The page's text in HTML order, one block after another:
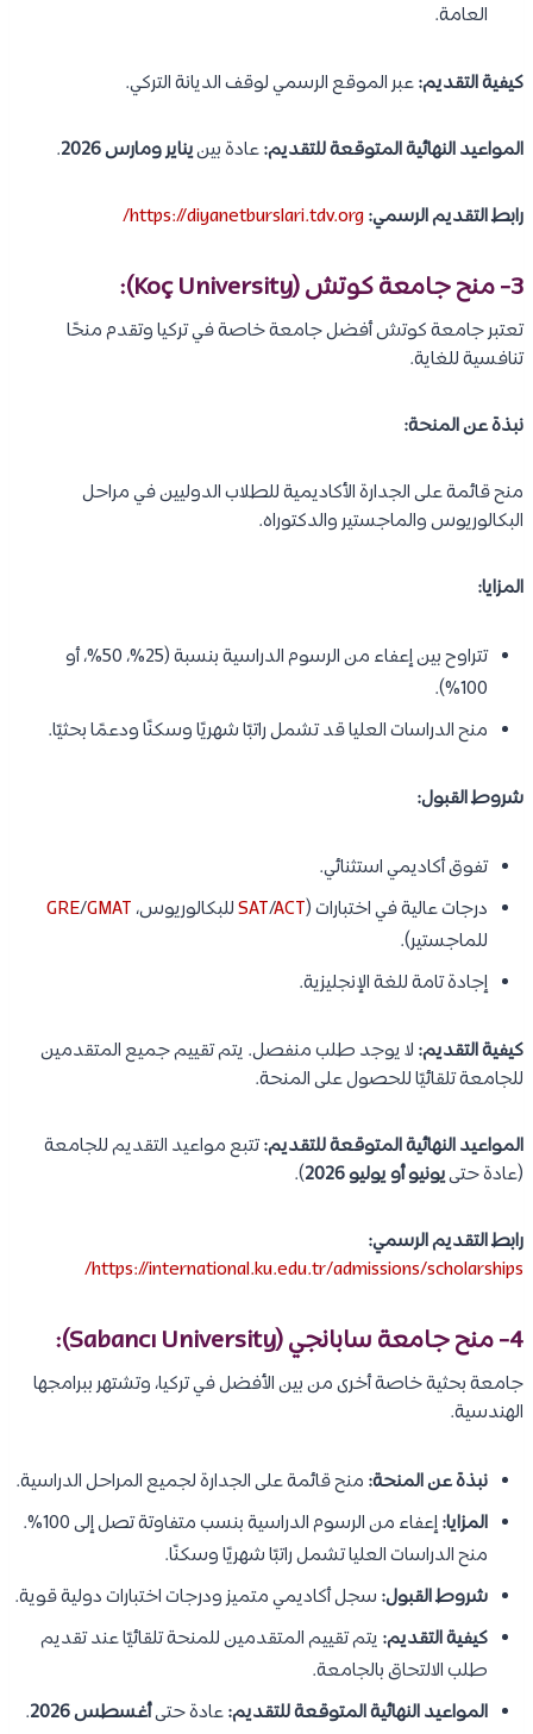
العامة.
كيفية التقديم:عبر الموقع الرسمي لوقف الديانة التركي.
المواعيد النهائية المتوقعة للتقديم:عادة بينيناير ومارس 2026 .
رابط التقديم الرسمي:https://diyanetburslari.tdv.org/
3- منح جامعة كوتش (Koç University) :
تعتبر جامعة كوتش أفضل جامعة خاصة في تركيا وتقدم منحًا
تنافسية للغاية.
نبذة عن المنحة:
منح قائمة على الجدارة الأكاديمية للطلاب الدوليين في مراحل
البكالوريوس والماجستير والدكتوراه.
المزايا:
تتراوح بين إعفاء من الرسوم الدراسية بنسبة (25%، 50%، أو
100%).
منح الدراسات العليا قد تشمل راتبًا شهريًا وسكنًا ودعمًا بحثيًا.
شروط القبول:
تفوق أكاديمي استثنائي.
درجات عالية في اختبارات (
SAT/ACT للبكالوريوس، GRE/GMAT
للماجستير).
إجادة تامة للغة الإنجليزية.
كيفية التقديم: لا يوجد طلب منفصل. يتم تقييم جميع المتقدمين
للجامعة تلقائيًا للحصول على المنحة.
المواعيد النهائية المتوقعة للتقديم:تتبع مواعيد التقديم للجامعة
(عادة حتىيونيو أو يوليو 2026 ).
رابط التقديم الرسمي:
https://international.ku.edu.tr/admissions/scholarships/
4- منح جامعة سابانجي (Sabancı University) :
جامعة بحثية خاصة أخرى من بين الأفضل في تركيا، وتشتهر ببرامجها
الهندسية.
نبذة عن المنحة: منح قائمة على الجدارة لجميع المراحل الدراسية.
المزايا:
إعفاء من الرسوم الدراسية بنسب متفاوتة تصل إلى 100%.
منح الدراسات العليا تشمل راتبًا شهريًا وسكنًا.
شروط القبول: سجل أكاديمي متميز ودرجات اختبارات دولية قوية.
كيفية التقديم: يتم تقييم المتقدمين للمنحة تلقائيًا عند تقديم
طلب الالتحاق بالجامعة.
المواعيد النهائية المتوقعة للتقديم:عادة حتىأغسطس 2026 .